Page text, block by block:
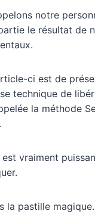
notre
le résultat de
ci est de
technique de
la méthode
vraiment
la pastille